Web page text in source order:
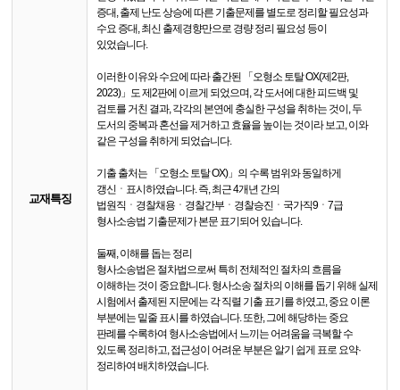
교재특징
증대, 출제 난도 상승에 따른 기출문제를 별도로 정리할 필요성과
수요 증대, 최신 출제경향만으로 경량 정리 필요성 등이
있었습니다.
이러한 이유와 수요에 따라 출간된 「오형소 토탈 OX(제2판,
2023)」도 제2판에 이르게 되었으며, 각 도서에 대한 피드백 및
검토를 거친 결과, 각각의 본연에 충실한 구성을 취하는 것이, 두
도서의 중복과 혼선을 제거하고 효율을 높이는 것이라 보고, 이와
같은 구성을 취하게 되었습니다.
기출 출처는 「오형소 토탈 OX)」의 수록 범위와 동일하게
갱신ㆍ표시하였습니다. 즉, 최근 4개년 간의
법원직ㆍ경찰채용ㆍ경찰간부ㆍ경찰승진ㆍ국가직9ㆍ7급
형사소송법 기출문제가 본문 표기되어 있습니다.
둘째, 이해를 돕는 정리
형사소송법은 절차법으로써 특히 전체적인 절차의 흐름을
이해하는 것이 중요합니다. 형사소송 절차의 이해를 돕기 위해 실제
시험에서 출제된 지문에는 각 직렬 기출 표기를 하였고, 중요 이론
부분에는 밑줄 표시를 하였습니다. 또한, 그에 해당하는 중요
판례를 수록하여 형사소송법에서 느끼는 어려움을 극복할 수
있도록 정리하고, 접근성이 어려운 부분은 알기 쉽게 표로 요약·
정리하여 배치하였습니다.